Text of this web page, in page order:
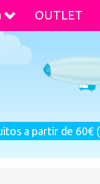
OUTLET
a partir de 60€